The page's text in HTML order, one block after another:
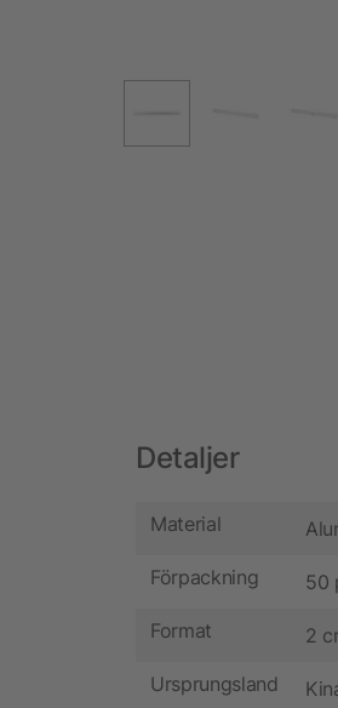
Detaljer
Material
Förpackning 50
Format 2
Ursprungsland